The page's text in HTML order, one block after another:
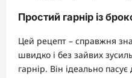
Простий гарнір із
Цей рецепт – справжня
швидко і без зайвих
гарнір. Він ідеально